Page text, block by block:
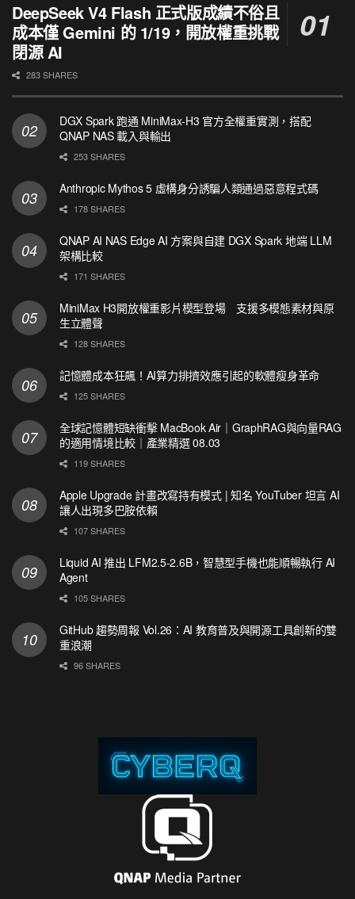
DeepSeek V4 Flash 正式版成績不俗且
成本僅 Gemini 的 1/19，開放權重挑戰
閉源 AI
283 SHARES
DGX Spark 跑通 MiniMax-H3 官方全權重實測，搭配
QNAP NAS 載入與輸出
253 SHARES
Anthropic Mythos 5 虛構身分誘騙人類通過惡意程式碼
178 SHARES
QNAP AI NAS Edge AI 方案與自建 DGX Spark 地端 LLM
架構比較
171 SHARES
MiniMax H3開放權重影片模型登場 支援多模態素材與原
生立體聲
128 SHARES
記憶體成本狂飆！AI算力排擠效應引起的軟體瘦身革命
125 SHARES
全球記憶體短缺衝擊 MacBook Air｜GraphRAG與向量RAG
的適用情境比較｜產業精選 08.03
119 SHARES
Apple Upgrade 計畫改寫持有模式 | 知名 YouTuber 坦言 AI
讓人出現多巴胺依賴
107 SHARES
Liquid AI 推出 LFM2.5-2.6B，智慧型手機也能順暢執行 AI
Agent
105 SHARES
GitHub 趨勢周報 Vol.26：AI 教育普及與開源工具創新的雙
重浪潮
96 SHARES